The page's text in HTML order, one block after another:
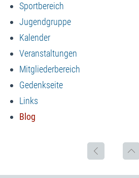
Sportbereich
Jugendgruppe
Kalender
Veranstaltungen
Mitgliederbereich
Gedenkseite
Links
Blog